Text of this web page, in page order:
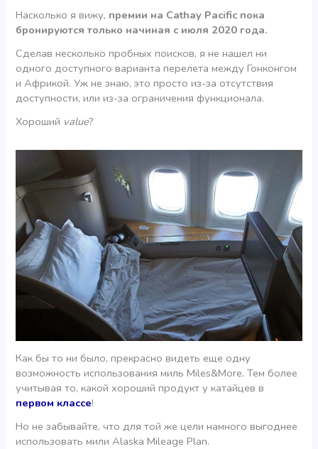
Насколько я вижу, премии на Cathay Pacific пока
бронируются только начиная с июля 2020 года.
Сделав несколько пробных поисков, я не нашел ни
одного доступного варианта перелета между Гонконгом
и Африкой. Уж не знаю, это просто из-за отсутствия
доступности, или из-за ограничения функционала.
Хороший value?
Как бы то ни было, прекрасно видеть еще одну
возможность использования миль Miles&More. Тем более
учитывая то, какой хороший продукт у катайцев в
первом классе!
Но не забывайте, что для той же цели намного выгоднее
использовать мили Alaska Mileage Plan.